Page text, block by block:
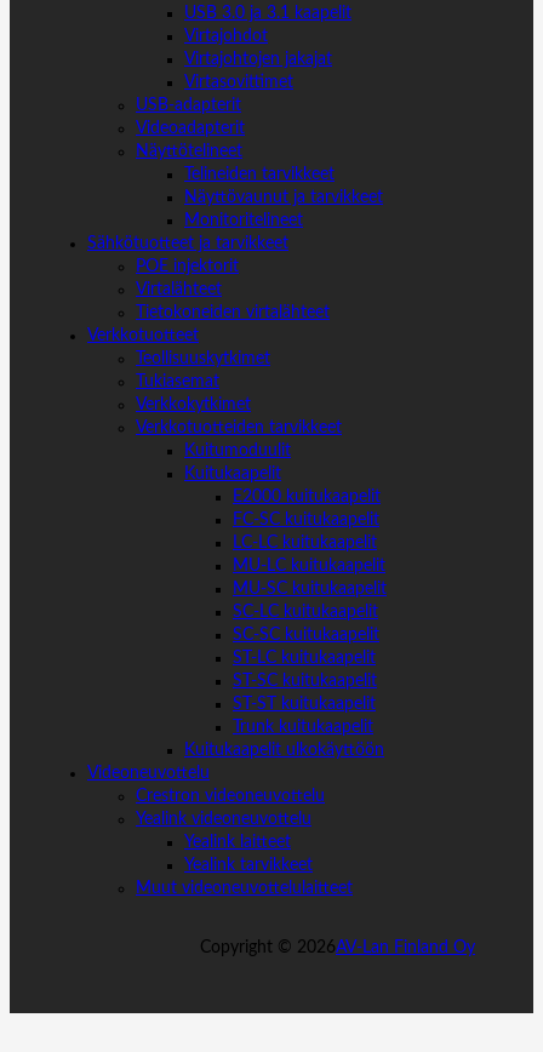
USB 3.0 ja 3.1 kaapelit
Virtajohdot
Virtajohtojen jakajat
Virtasovittimet
USB-adapterit
Videoadapterit
Näyttötelineet
Telineiden tarvikkeet
Näyttövaunut ja tarvikkeet
Monitoritelineet
Sähkötuotteet ja tarvikkeet
POE injektorit
Virtalähteet
Tietokoneiden virtalähteet
Verkkotuotteet
Teollisuuskytkimet
Tukiasemat
Verkkokytkimet
Verkkotuotteiden tarvikkeet
Kuitumoduulit
Kuitukaapelit
E2000 kuitukaapelit
FC-SC kuitukaapelit
LC-LC kuitukaapelit
MU-LC kuitukaapelit
MU-SC kuitukaapelit
SC-LC kuitukaapelit
SC-SC kuitukaapelit
ST-LC kuitukaapelit
ST-SC kuitukaapelit
ST-ST kuitukaapelit
Trunk kuitukaapelit
Kuitukaapelit ulkokäyttöön
Videoneuvottelu
Crestron videoneuvottelu
Yealink videoneuvottelu
Yealink laitteet
Yealink tarvikkeet
Muut videoneuvottelulaitteet
Copyright © 2026AV-Lan Finland Oy